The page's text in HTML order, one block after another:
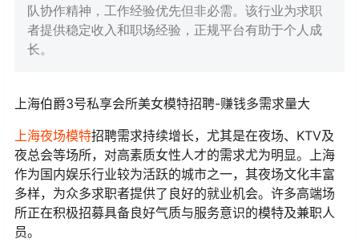
队协作精神，工作经验优先但非必需。该行业为求职
者提供稳定收入和职场经验，正规平台有助于个人成
长。
上海伯爵3号私享会所美女模特招聘-赚钱多需求量大
上海夜场模特招聘需求持续增长，尤其是在夜场、KTV及
夜总会等场所，对高素质女性人才的需求尤为明显。上海
作为国内娱乐行业较为活跃的城市之一，其夜场文化丰富
多样，为众多求职者提供了良好的就业机会。许多高端场
所正在积极招募具备良好气质与服务意识的模特及兼职人
员。